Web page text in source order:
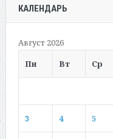
КАЛЕНДАРЬ
Август 2026
Пн
Вт Ср
3 4 5